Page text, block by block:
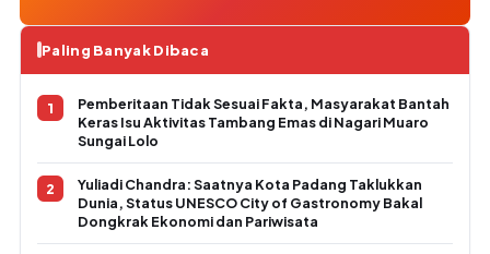
Paling Banyak Dibaca
Pemberitaan Tidak Sesuai Fakta, Masyarakat Bantah
Keras Isu Aktivitas Tambang Emas di Nagari Muaro
Sungai Lolo
Yuliadi Chandra: Saatnya Kota Padang Taklukkan
Dunia, Status UNESCO City of Gastronomy Bakal
Dongkrak Ekonomi dan Pariwisata